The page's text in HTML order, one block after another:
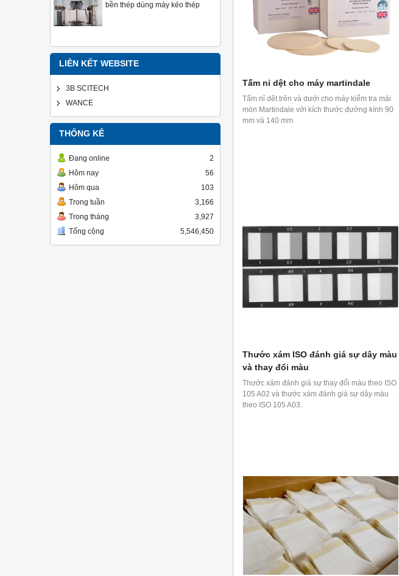
bền thép dùng máy kéo thép
LIÊN KẾT WEBSITE
3B SCITECH
WANCE
THỐNG KÊ
Đang online
2
Hôm nay
56
Hôm qua
103
Trong tuần
3,166
Trong tháng
3,927
Tổng cộng
5,546,450
Tấm nỉ dệt cho máy martindale
Tấm nỉ dêt trên và dưới cho máy kiểm tra mài
mòn Martindale với kích thước đường kính 90
mm và 140 mm
Thước xám ISO đánh giá sự dây màu
và thay đổi màu
Thước xám đánh giá sự thay đổi màu theo ISO
105 A02 và thước xám đánh giá sự dây màu
theo ISO 105 A03.